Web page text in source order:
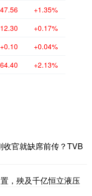
+1.35%
+0.17%
+0.10 +0.04%
+2.13%
官就缺席前传？TVB
，殃及千亿恒立液压